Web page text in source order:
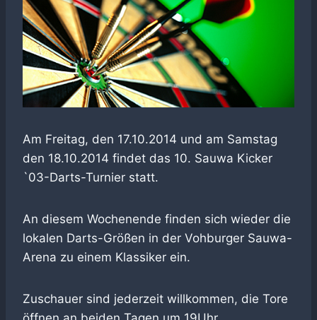
Am Freitag, den 17.10.2014 und am Samstag
den 18.10.2014 findet das 10. Sauwa Kicker
`03-Darts-Turnier statt.
An diesem Wochenende finden sich wieder die
lokalen Darts-Größen in der Vohburger Sauwa-
Arena zu einem Klassiker ein.
Zuschauer sind jederzeit willkommen, die Tore